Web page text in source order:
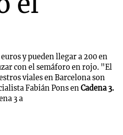
y pueden llegar a 200 en
con el semáforo en rojo. "El
viales en Barcelona son
Fabián Pons enCadena 3.
3 a